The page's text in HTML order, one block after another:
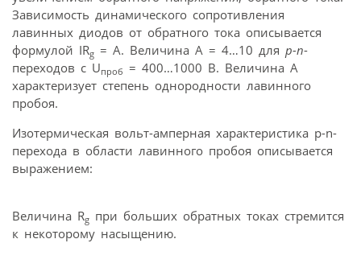
Зависимость динамического сопротивления
лавинных диодов от обратного тока описывается
формулой IRg = A. Величина A = 4…10 для p-n-
переходов с Uпроб = 400…1000 В. Величина А
характеризует степень однородности лавинного
пробоя.
Изотермическая вольт-амперная характеристика p-n-
перехода в области лавинного пробоя описывается
выражением:
Величина Rg при больших обратных токах стремится
к некоторому насыщению.